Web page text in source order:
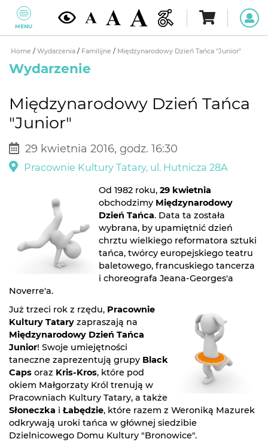
MENU
Home / Wydarzenia / Familijne / Międzynarodowy Dzień Tańca "Junior"
Wydarzenie
Międzynarodowy Dzień Tańca
"Junior"
29 kwietnia 2016, godz. 16:30
Pracownie Kultury Tatary, ul. Hutnicza 28A
Od 1982 roku, 29 kwietnia
obchodzimy Międzynarodowy
Dzień Tańca. Data ta została
wybrana, by upamiętnić dzień
chrztu wielkiego reformatora sztuki
tańca, twórcy europejskiego teatru
baletowego, francuskiego tancerza
i choreografa Jeana-Georges'a
Noverre'a.
Już trzeci rok z rzędu, Pracownie
Kultury Tatary zapraszają na
Międzynarodowy Dzień Tańca
Junior! Swoje umiejętności
taneczne zaprezentują grupy Black
Caps oraz Kris-Kros, które pod
okiem Małgorzaty Król trenują w
Pracowniach Kultury Tatary, a także
Słoneczka i Łabędzie, które razem z Weroniką Mazurek
odkrywają uroki tańca w głównej siedzibie
Dzielnicowego Domu Kultury "Bronowice".